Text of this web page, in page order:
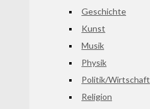
Geschichte
Kunst
Musik
Physik
Politik/Wirtschaft
Religion